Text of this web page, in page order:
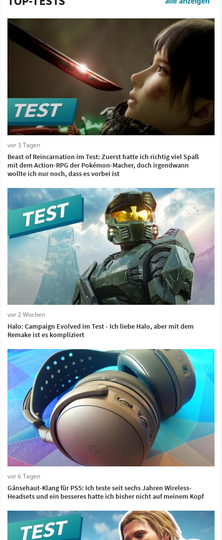
vor 3 Tagen
Beast of Reincarnation im Test: Zuerst hatte ich richtig viel Spaß
mit dem Action-RPG der Pokémon-Macher, doch irgendwann
wollte ich nur noch, dass es vorbei ist
vor 2 Wochen
Halo: Campaign Evolved im Test - Ich liebe Halo, aber mit dem
Remake ist es kompliziert
vor 6 Tagen
Gänsehaut-Klang für PS5: Ich teste seit sechs Jahren Wireless-
Headsets und ein besseres hatte ich bisher nicht auf meinem Kopf